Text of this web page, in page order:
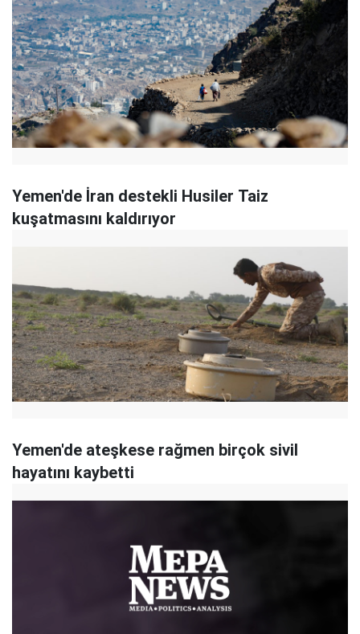
Yemen'de İran destekli Husiler Taiz
kuşatmasını kaldırıyor
Yemen'de ateşkese rağmen birçok sivil
hayatını kaybetti